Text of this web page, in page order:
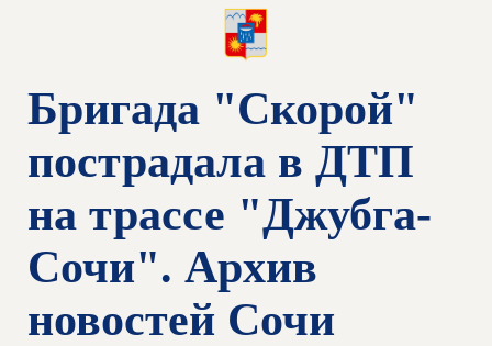
Бригада "Скорой"
пострадала в ДТП
на трассе "Джубга-
Сочи". Архив
новостей Сочи